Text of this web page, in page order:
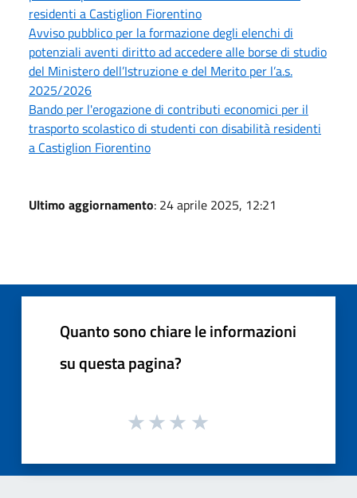
residenti a Castiglion Fiorentino
Avviso pubblico per la formazione degli elenchi di
potenziali aventi diritto ad accedere alle borse di studio
del Ministero dell’Istruzione e del Merito per l’a.s.
2025/2026
Bando per l'erogazione di contributi economici per il
trasporto scolastico di studenti con disabilità residenti
a Castiglion Fiorentino
Ultimo aggiornamento: 24 aprile 2025, 12:21
Quanto sono chiare le informazioni
su questa pagina?